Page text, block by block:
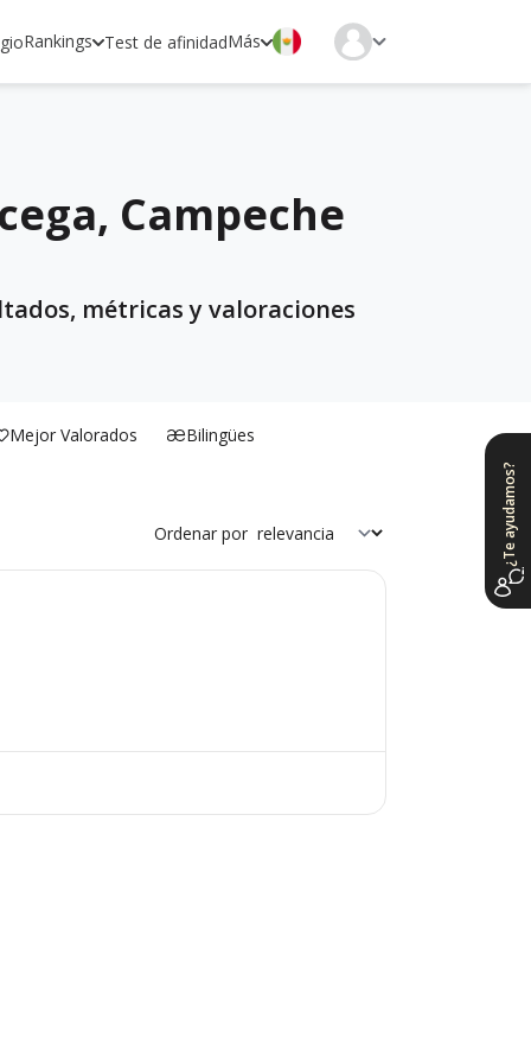
Rankings Test de afinidadMás
Campeche
métricas y valoraciones
Mejor Valorados Bilingües
Ordenar por ¿Te ayudamos?